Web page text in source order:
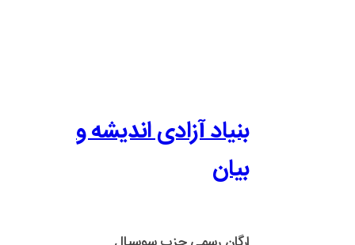
بنیاد آزادی اندیشه و
بیان